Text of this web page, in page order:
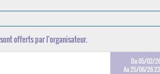
offerts par l'organisateur.
Du 05/02/
Au 25/06/26